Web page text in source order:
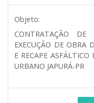
Objeto:
CONTRATAÇÃO DE
EXECUÇÃO DE OBRA
E RECAPE
URBANO JAPURÁ-PR